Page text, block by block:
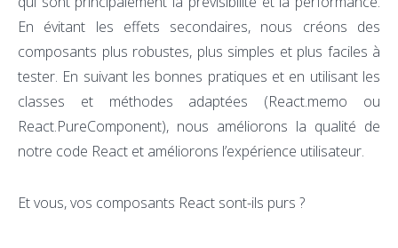
En évitant les effets secondaires, nous créons des
composants plus robustes, plus simples et plus faciles à
tester. En suivant les bonnes pratiques et en utilisant les
classes et méthodes adaptées (React.memo ou
React.PureComponent), nous améliorons la qualité de
notre code React et améliorons l’expérience utilisateur.
Et vous, vos composants React sont-ils purs ?